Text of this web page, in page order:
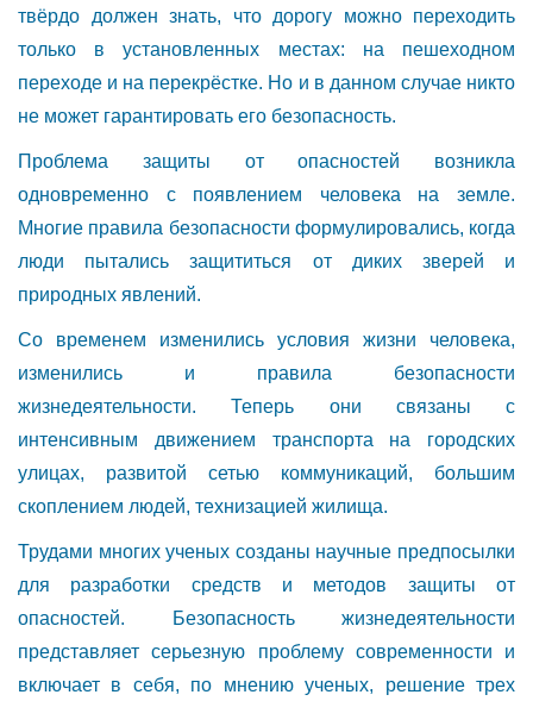
твёрдо должен знать, что дорогу можно переходить
только в установленных местах: на пешеходном
переходе и на перекрёстке. Но и в данном случае никто
не может гарантировать его безопасность.
Проблема защиты от опасностей возникла
одновременно с появлением человека на земле.
Многие правила безопасности формулировались, когда
люди пытались защититься от диких зверей и
природных явлений.
Со временем изменились условия жизни человека,
изменились и правила безопасности
жизнедеятельности. Теперь они связаны с
интенсивным движением транспорта на городских
улицах, развитой сетью коммуникаций, большим
скоплением людей, технизацией жилища.
Трудами многих ученых созданы научные предпосылки
для разработки средств и методов защиты от
опасностей. Безопасность жизнедеятельности
представляет серьезную проблему современности и
включает в себя, по мнению ученых, решение трех